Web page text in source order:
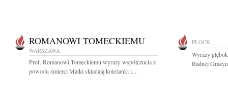
ROMANOWI TOMECKIEMU
WARSZAWA
Prof. Romanowi Tomeckiemu wyrazy współczucia z
powodu śmierci Matki składają koleżanki i...
PŁOCK
Wyrazy
Radnej